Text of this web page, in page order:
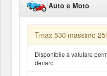
Auto e Moto
Tmax 530 massimo
Disponibile a valutare
denaro